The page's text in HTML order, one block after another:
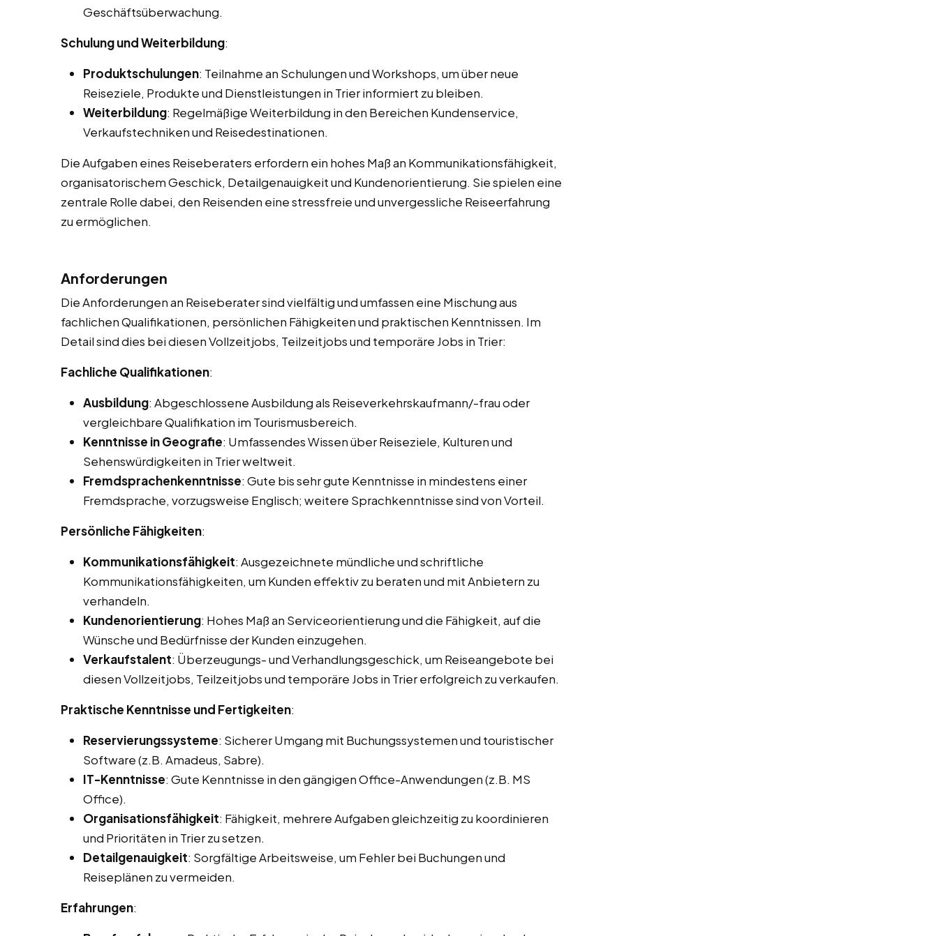
Geschäftsüberwachung.
Schulung und Weiterbildung:
Produktschulungen: Teilnahme an Schulungen und Workshops, um über neue
Reiseziele, Produkte und Dienstleistungen in Trier informiert zu bleiben.
Weiterbildung: Regelmäßige Weiterbildung in den Bereichen Kundenservice,
Verkaufstechniken und Reisedestinationen.
Die Aufgaben eines Reiseberaters erfordern ein hohes Maß an Kommunikationsfähigkeit,
organisatorischem Geschick, Detailgenauigkeit und Kundenorientierung. Sie spielen eine
zentrale Rolle dabei, den Reisenden eine stressfreie und unvergessliche Reiseerfahrung
zu ermöglichen.
Anforderungen
Die Anforderungen an Reiseberater sind vielfältig und umfassen eine Mischung aus
fachlichen Qualifikationen, persönlichen Fähigkeiten und praktischen Kenntnissen. Im
Detail sind dies bei diesen Vollzeitjobs, Teilzeitjobs und temporäre Jobs in Trier:
Fachliche Qualifikationen:
Ausbildung: Abgeschlossene Ausbildung als Reiseverkehrskaufmann/-frau oder
vergleichbare Qualifikation im Tourismusbereich.
Kenntnisse in Geografie: Umfassendes Wissen über Reiseziele, Kulturen und
Sehenswürdigkeiten in Trier weltweit.
Fremdsprachenkenntnisse: Gute bis sehr gute Kenntnisse in mindestens einer
Fremdsprache, vorzugsweise Englisch; weitere Sprachkenntnisse sind von Vorteil.
Persönliche Fähigkeiten:
Kommunikationsfähigkeit: Ausgezeichnete mündliche und schriftliche
Kommunikationsfähigkeiten, um Kunden effektiv zu beraten und mit Anbietern zu
verhandeln.
Kundenorientierung: Hohes Maß an Serviceorientierung und die Fähigkeit, auf die
Wünsche und Bedürfnisse der Kunden einzugehen.
Verkaufstalent: Überzeugungs- und Verhandlungsgeschick, um Reiseangebote bei
diesen Vollzeitjobs, Teilzeitjobs und temporäre Jobs in Trier erfolgreich zu verkaufen.
Praktische Kenntnisse und Fertigkeiten:
Reservierungssysteme: Sicherer Umgang mit Buchungssystemen und touristischer
Software (z.B. Amadeus, Sabre).
IT-Kenntnisse: Gute Kenntnisse in den gängigen Office-Anwendungen (z.B. MS
Office).
Organisationsfähigkeit: Fähigkeit, mehrere Aufgaben gleichzeitig zu koordinieren
und Prioritäten in Trier zu setzen.
Detailgenauigkeit: Sorgfältige Arbeitsweise, um Fehler bei Buchungen und
Reiseplänen zu vermeiden.
Erfahrungen: